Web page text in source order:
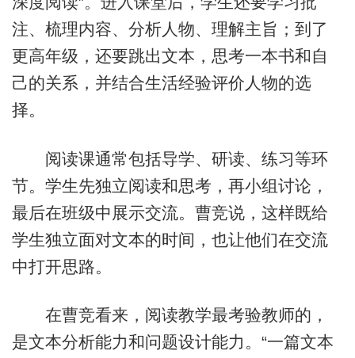
注、梳理内容、分析人物、理解主旨；到了
更高年级，还要跳出文本，思考一本书和自
己的关系，并结合生活经验评价人物的选
择。
阅读课通常包括导学、研读、练习等环
节。学生先独立阅读和思考，再小组讨论，
最后在班级中展示交流。曹竞说，这样既给
学生独立面对文本的时间，也让他们在交流
中打开思路。
在曹竞看来，阅读教学最考验教师的，
是文本分析能力和问题设计能力。“一篇文本